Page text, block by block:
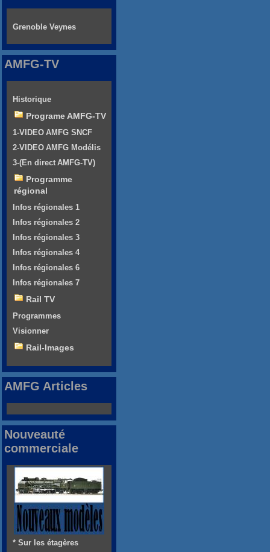
Grenoble Veynes
AMFG-TV
Historique
Programe AMFG-TV
1-VIDEO AMFG SNCF
2-VIDEO AMFG Modélis
3-(En direct AMFG-TV)
Programme
régional
Infos régionales 1
Infos régionales 2
Infos régionales 3
Infos régionales 4
Infos régionales 6
Infos régionales 7
Rail TV
Programmes
Visionner
Rail-Images
AMFG Articles
Nouveauté
commerciale
* Sur les étagères